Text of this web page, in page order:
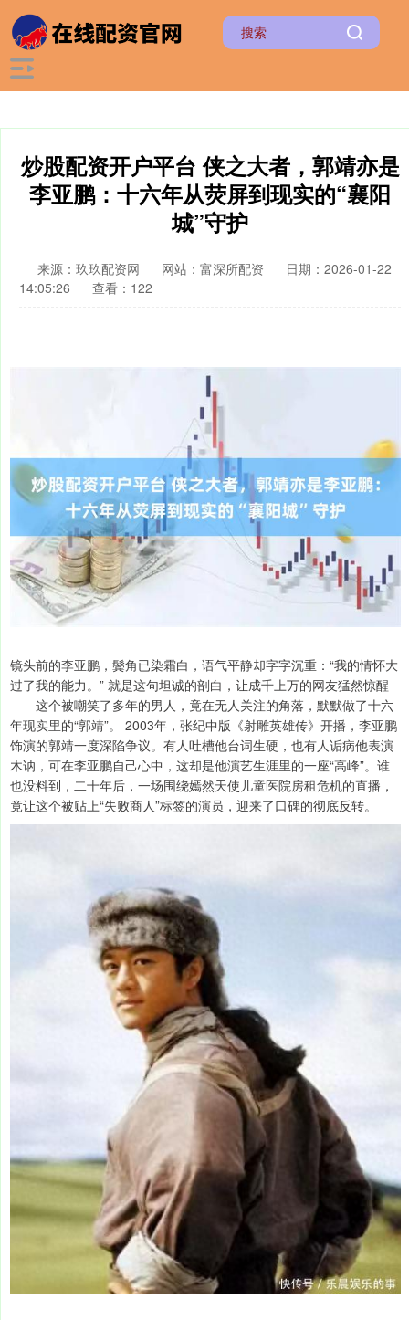
炒股配资开户平台 侠之大者，郭靖亦是
李亚鹏：十六年从荧屏到现实的“襄阳
城”守护
来源：玖玖配资网 网站：富深所配资
日期：2026-01-22
14:05:26
查看：122
镜头前的李亚鹏，鬓角已染霜白，语气平静却字字沉重：“我的情怀大
过了我的能力。” 就是这句坦诚的剖白，让成千上万的网友猛然惊醒
——这个被嘲笑了多年的男人，竟在无人关注的角落，默默做了十六
年现实里的“郭靖”。 2003年，张纪中版《射雕英雄传》开播，李亚鹏
饰演的郭靖一度深陷争议。有人吐槽他台词生硬，也有人诟病他表演
木讷，可在李亚鹏自己心中，这却是他演艺生涯里的一座“高峰”。谁
也没料到，二十年后，一场围绕嫣然天使儿童医院房租危机的直播，
竟让这个被贴上“失败商人”标签的演员，迎来了口碑的彻底反转。